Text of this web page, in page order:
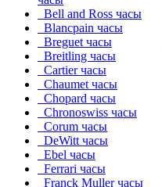
Bell and Ross часы
Blancpain часы
Breguet часы
Breitling часы
Cartier часы
Chaumet часы
Chopard часы
Chronoswiss часы
Corum часы
DeWitt часы
Ebel часы
Ferrari часы
Franck Muller часы